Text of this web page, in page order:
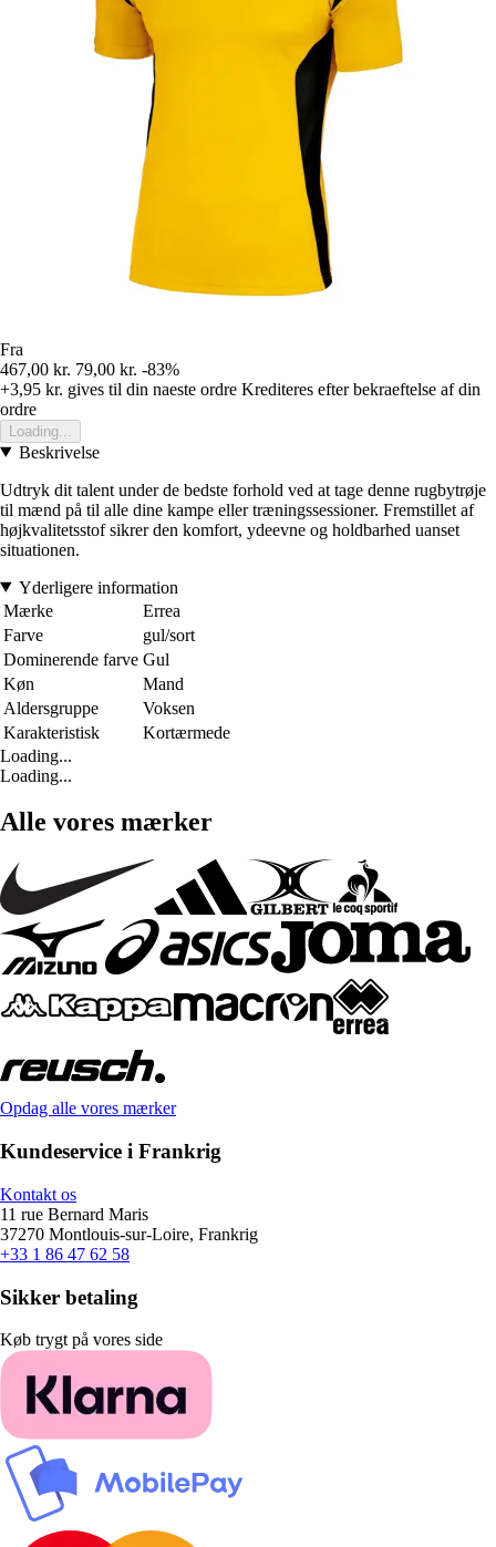
Fra
467,00 kr. 79,00 kr. -83%
+3,95 kr. gives til din naeste ordre Krediteres efter bekraeftelse af din
ordre
Loading...
Beskrivelse
Udtryk dit talent under de bedste forhold ved at tage denne rugbytrøje
til mænd på til alle dine kampe eller træningssessioner. Fremstillet af
højkvalitetsstof sikrer den komfort, ydeevne og holdbarhed uanset
situationen.
Yderligere information
Mærke
Errea
Farve
gul/sort
Dominerende farve Gul
Køn
Mand
Aldersgruppe
Voksen
Karakteristisk
Kortærmede
Loading...
Loading...
Alle vores mærker
Opdag alle vores mærker
Kundeservice i Frankrig
Kontakt os
11 rue Bernard Maris
37270 Montlouis-sur-Loire, Frankrig
+33 1 86 47 62 58
Sikker betaling
Køb trygt på vores side